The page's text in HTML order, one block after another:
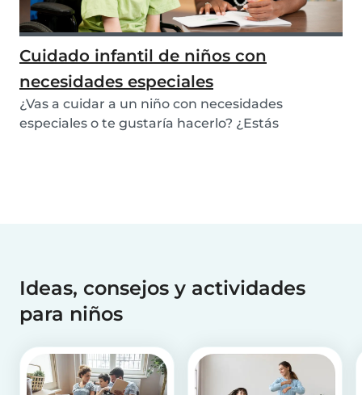
Cuidado infantil de niños con
necesidades especiales
¿Vas a cuidar a un niño con necesidades
especiales o te gustaría hacerlo? ¿Estás
Ideas, consejos y actividades
para niños